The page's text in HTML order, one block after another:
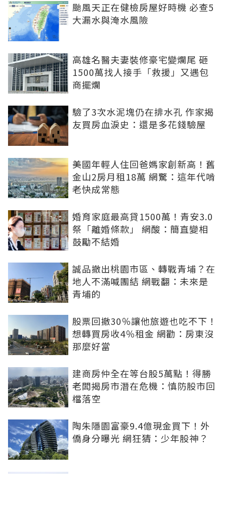
颱風天正在健檢房屋好時機 必查5
大漏水與淹水風險
高雄名醫夫妻裝修豪宅變爛尾 砸
1500萬找人接手「救援」又遇包
商擺爛
驗了3次水泥塊仍在排水孔 作家揭
友買房血淚史：還是多花錢驗屋
美國年輕人住回爸媽家創新高！舊
金山2房月租18萬 網驚：這年代啃
老快成常態
婚育家庭最高貸1500萬！青安3.0
祭「離婚條款」 網酸：簡直變相
鼓勵不結婚
誠品撤出桃園市區、轉戰青埔？在
地人不滿喊團結 網戰翻：未來是
青埔的
股票回撤30％讓他旅遊也吃不下！
想轉買房收4％租金 網勸：房東沒
那麼好當
建商房仲全在等台股5萬點！得勝
老闆揭房市潛在危機：慎防股市回
檔落空
陶朱隱園富豪9.4億現金買下！外
僑身分曝光 網狂猜：少年股神？